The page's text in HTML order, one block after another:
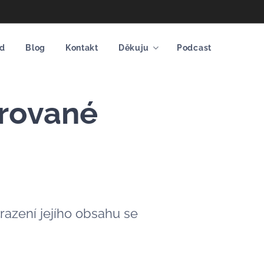
Blog Kontakt Děkuju Podcast
jejího obsahu se